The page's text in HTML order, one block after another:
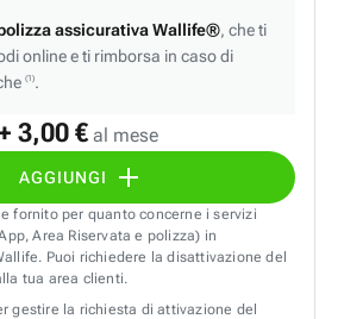
3,00 € al mese
AGGIUNGI
assicurativa Wallife®, che ti
online e ti rimborsa in caso di
(1).
fornito per quanto concerne i servizi
Area Riservata e polizza) in
Puoi richiedere la disattivazione del
tua area clienti.
gestire la richiesta di attivazione del